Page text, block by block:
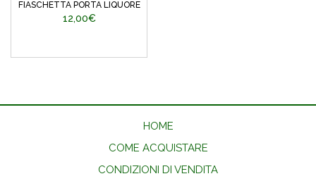
FIASCHETTA PORTA LIQUORE
12,00€
HOME
COME ACQUISTARE
CONDIZIONI DI VENDITA